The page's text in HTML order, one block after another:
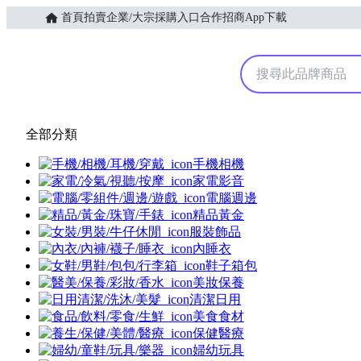
首頁拍賣企業/大宗採購入口 合作招商App下載
Yahoo購物中心
全部分類
手機相機
家電影音
電腦週邊
精品黃金
服裝飾品
內睡衣
鞋子箱包
美妝保養
清潔日用
美食食材
保健醫療
婦幼玩具